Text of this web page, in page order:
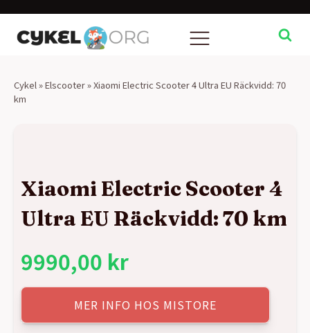
Cykel »Elscooter»Xiaomi Electric Scooter 4 Ultra EU Räckvidd: 70
km
Xiaomi Electric Scooter 4
Ultra EU Räckvidd: 70 km
9990,00 kr
MER INFO HOS MISTORE